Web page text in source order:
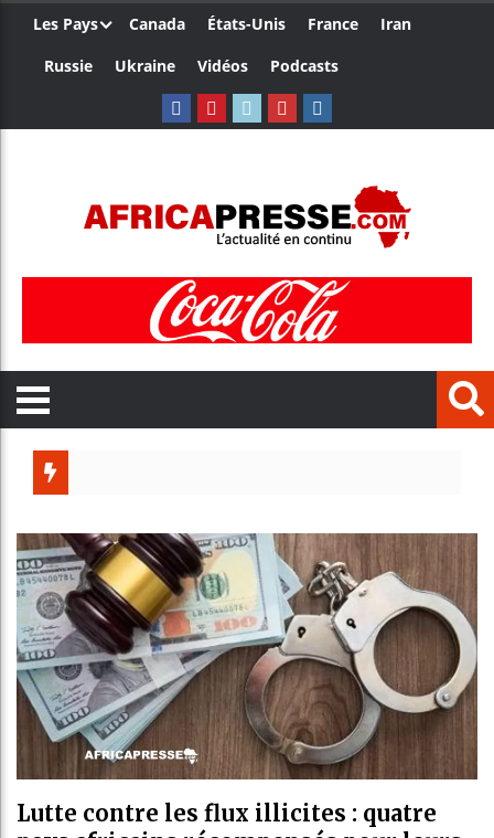
Les Pays Canada États-Unis France
Iran
Russie
Ukraine Vidéos Podcasts
Côte
Tunisie :
Ceuta :
Lutte contre les flux illicites : quatre